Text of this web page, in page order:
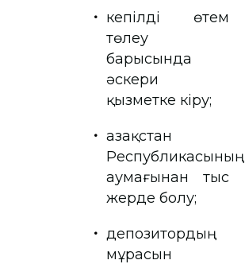
кепілді өтем
төлеу
барысында
әскери
қызметке кіру;
Қазақстан
Республикасының
аумағынан тыс
жерде болу;
депозитордың
мұрасын